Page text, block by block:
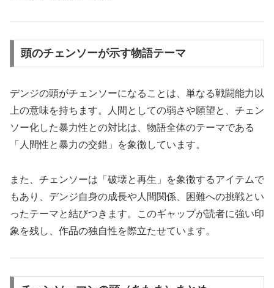
頭のチェンソーが示す物語テーマ
デンジの頭がチェンソーになることは、単なる戦闘能力以
上の意味を持ちます。人間としての弱さや願望と、チェン
ソー化した暴力性との対比は、物語全体のテーマである
「人間性と暴力の交錯」を象徴しています。
また、チェンソーは「破壊と再生」を象徴するアイテムで
もあり、デンジ自身の成長や人間関係、困難への挑戦とい
ったテーマと結びつきます。このギャップが読者に強い印
象を残し、作品の独自性を際立たせています。